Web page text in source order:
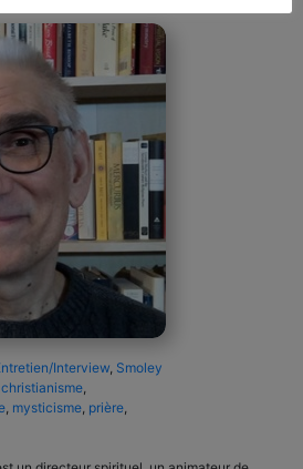
Interview, Smoley
christianisme,
, mysticisme, prière,